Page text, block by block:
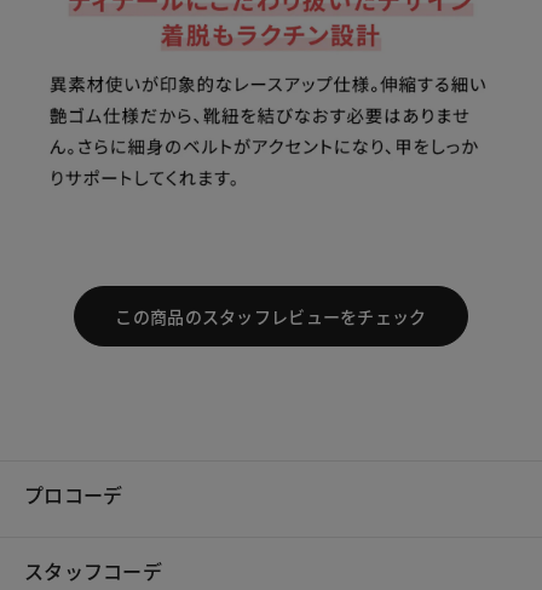
この商品のスタッフレビューをチェック
プロコーデ
スタッフコーデ